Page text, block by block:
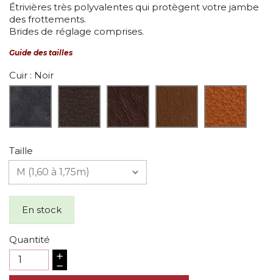
Étrivières très polyvalentes qui protègent votre jambe
des frottements.
Brides de réglage comprises.
Guide des tailles
Cuir : Noir
Taille
En stock
Quantité